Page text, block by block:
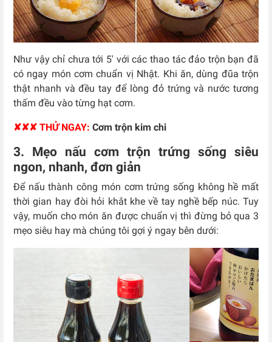
Như vậy chỉ chưa tới 5′ với các thao tác đảo trộn bạn đã
có ngay món cơm chuẩn vị Nhật. Khi ăn, dùng đũa trộn
thật nhanh và đều tay để lòng đỏ trứng và nước tương
thấm đều vào từng hạt cơm.
✘✘✘ THỬ NGAY: Cơm trộn kim chi
3. Mẹo nấu cơm trộn trứng sống siêu
ngon, nhanh, đơn giản
Để nấu thành công món cơm trứng sống không hề mất
thời gian hay đòi hỏi khắt khe về tay nghề bếp núc. Tuy
vậy, muốn cho món ăn được chuẩn vị thì đừng bỏ qua 3
mẹo siêu hay mà chúng tôi gợi ý ngay bên dưới: